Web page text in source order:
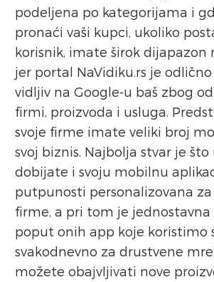
podeljena po kategorijama i
pronaći vaši kupci, ukoliko
korisnik, imate širok dijapazon
jer portal NaVidiku.rs je
vidljiv na Google-u baš zbog
firmi, proizvoda i usluga.
svoje firme imate veliki broj
svoj biznis. Najbolja stvar je što
dobijate i svoju mobilnu
putpunosti personalizovana
firme, a pri tom je jednostavna
poput onih app koje koristimo
svakodnevno za drustvene
možete obajvljivati nove